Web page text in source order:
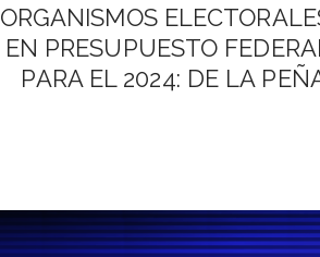
ORGANISMOS
EN PRESUPUESTO
PARA EL 2024: DE LA